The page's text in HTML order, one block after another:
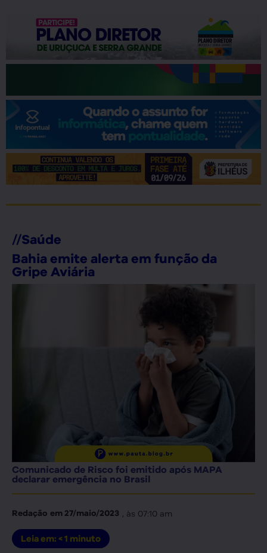
//Saúde
Bahia emite alerta em função da
Gripe Aviária
Comunicado de Risco foi emitido após MAPA
declarar emergência no Brasil
Redação em 27/maio/2023 , às 07:10 am
Leia em: < 1 minuto